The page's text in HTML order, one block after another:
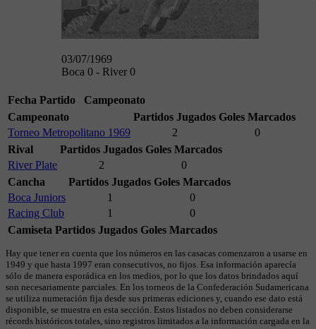
03/07/1969
Boca 0 - River 0
Fecha Partido
Campeonato
Campeonato
Partidos Jugados Goles Marcados
Torneo Metropolitano 1969
2
0
Rival
Partidos Jugados Goles Marcados
River Plate
2
0
Cancha
Partidos Jugados Goles Marcados
Boca Juniors
1
0
Racing Club
1
0
Camiseta Partidos Jugados Goles Marcados
Hay que tener en cuenta que los números en las casacas comenzaron a usarse en
1949 y que hasta 1997 eran consecutivos, no fijos. Esa información aparecía
sólo de manera esporádica en los medios, por lo que los datos brindados aquí
son necesariamente parciales. En los torneos de la Confederación Sudamericana
se utiliza numeración fija desde sus primeras ediciones y, cuando ese dato está
disponible, se muestra en esta sección. Estos listados no deben considerarse
récords históricos totales, sino registros limitados a la información cargada en la